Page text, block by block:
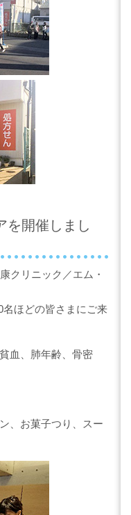
を開催しまし
クリニック／エム・
ほどの皆さまにご来
血、肺年齢、骨密
、お菓子つり、スー